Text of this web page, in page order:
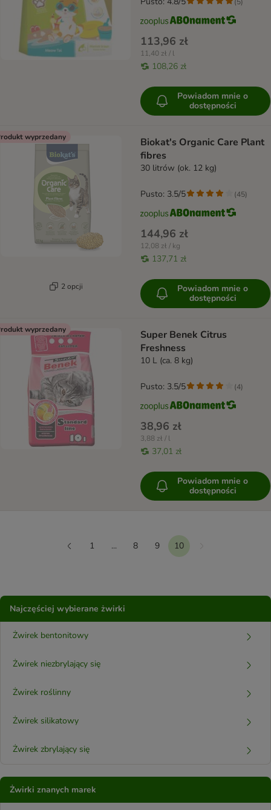
113,96 zł
11,40 zł / l
108,26 zł
Powiadom mnie o
dostępności
wyprzedany
2 opcji
Biokat's Organic Care Plant
fibres
30 litrów (ok. 12 kg)
144,96 zł
12,08 zł / kg
137,71 zł
Pusto: 3.5/5 (45)
Powiadom mnie o
dostępności
wyprzedany
Super Benek Citrus
Freshness
10 L (ca. 8 kg)
38,96 zł
3,88 zł / l
37,01 zł
Pusto: 3.5/5 (4)
Powiadom mnie o
dostępności
1 ... 8 9 10 Dalej
Najczęściej wybierane żwirki
Żwirek bentonitowy
Żwirek niezbrylający się
Żwirek roślinny
Żwirek silikatowy
Żwirek zbrylający się
Żwirki znanych marek